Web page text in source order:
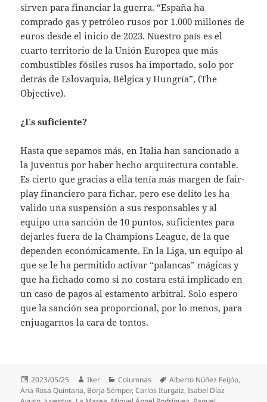
sirven para financiar la guerra. “España ha
comprado gas y petróleo rusos por 1.000 millones de
euros desde el inicio de 2023. Nuestro país es el
cuarto territorio de la Unión Europea que más
combustibles fósiles rusos ha importado, solo por
detrás de Eslovaquia, Bélgica y Hungría”, (The
Objective).
¿Es suficiente?
Hasta que sepamos más, en Italia han sancionado a
la Juventus por haber hecho arquitectura contable.
Es cierto que gracias a ella tenía más margen de fair-
play financiero para fichar, pero ese delito les ha
valido una suspensión a sus responsables y al
equipo una sanción de 10 puntos, suficientes para
dejarles fuera de la Champions League, de la que
dependen económicamente. En la Liga, un equipo al
que se le ha permitido activar “palancas” mágicas y
que ha fichado como si no costara está implicado en
un caso de pagos al estamento arbitral. Solo espero
que la sanción sea proporcional, por lo menos, para
enjuagarnos la cara de tontos.
Publicado
el
2023/05/25 Autor
Iker Categorías
Columnas Etiquetas
Alberto Núñez Feijóo,
Ana Rosa Quintana, Borja Sémper,Carlos Iturgaiz,Isabel Díaz